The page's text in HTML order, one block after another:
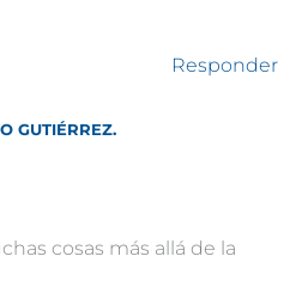
Responder
GUTIÉRREZ.
cosas más allá de la